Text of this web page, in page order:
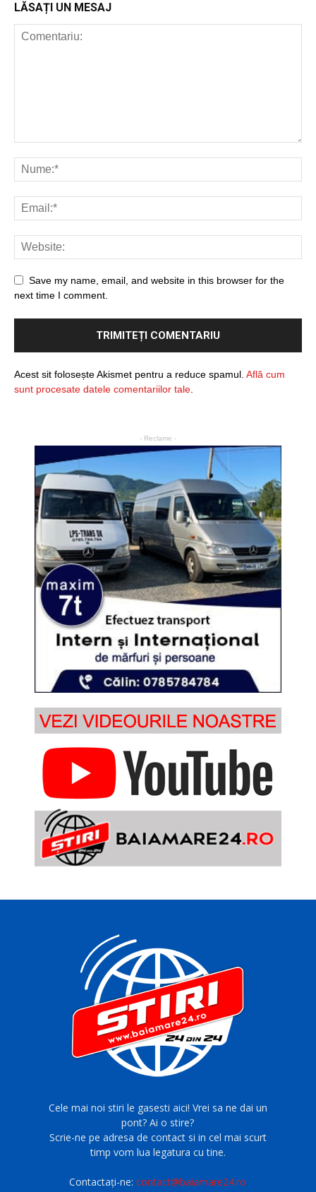
LĂSAȚI UN MESAJ
Save my name, email, and website in this browser for the
next time I comment.
Acest sit folosește Akismet pentru a reduce spamul. Află cum
sunt procesate datele comentariilor tale
- Reclame -
Cele mai noi stiri le gasesti aici! Vrei sa ne dai un
pont? Ai o stire?
Scrie-ne pe adresa de contact si in cel mai scurt
timp vom lua legatura cu tine.
Contactați-ne:contact@baiamare24.ro